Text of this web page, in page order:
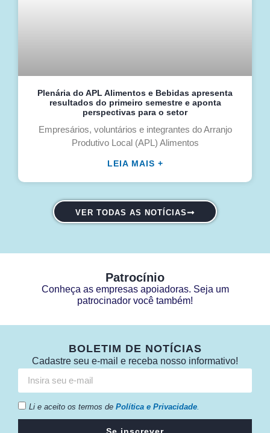
Plenária do APL Alimentos e Bebidas apresenta
resultados do primeiro semestre e aponta
perspectivas para o setor
Empresários, voluntários e integrantes do Arranjo
Produtivo Local (APL) Alimentos
LEIA MAIS +
VER TODAS AS NOTÍCIAS
Patrocínio
Conheça as empresas apoiadoras. Seja um
patrocinador você também!
BOLETIM DE NOTÍCIAS
Cadastre seu e-mail e receba nosso informativo!
Li e aceito os termos de Política e Privacidade.
Se inscrever